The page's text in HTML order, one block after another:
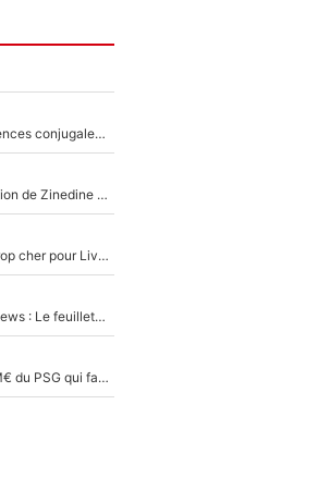
Des terrains de Ligue 1 au tribunal pour violences conjugales : Un arbitre français encourt une peine de 18 mois de prison !
Equipe de France : 10 jours après la nomination de Zinedine Zidane, c'est au tour de son fils de prendre un nouveau départ !
EXCLU - Mercato - PSG : Bradley Barcola trop cher pour Liverpool
PSG - Bradley Barcola à Liverpool, la fake news : Le feuilleton continue !
Akliouche, Mika Godts... La semaine à 100M€ du PSG qui fait basculer le mercato du PSG !